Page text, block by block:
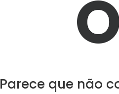
Parece que não